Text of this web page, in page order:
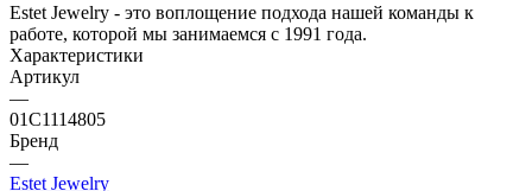
Estet Jewelry - это воплощение подхода нашей команды к
работе, которой мы занимаемся с 1991 года.
Характеристики
Артикул
—
01С1114805
Бренд
—
Estet Jewelry